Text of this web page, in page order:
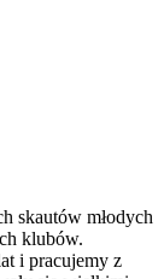
skautów młodych
klubów.
i pracujemy z